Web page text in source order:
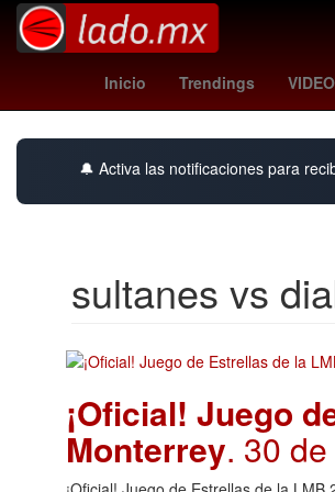
Inicio Trendings
Nueva York Perú
🔔 Activa las notificaciones para
sultanes vs
¡Oficial! Juego
Monterrey. 30